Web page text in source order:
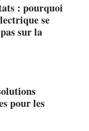
: pourquoi
se
sur la
pour les